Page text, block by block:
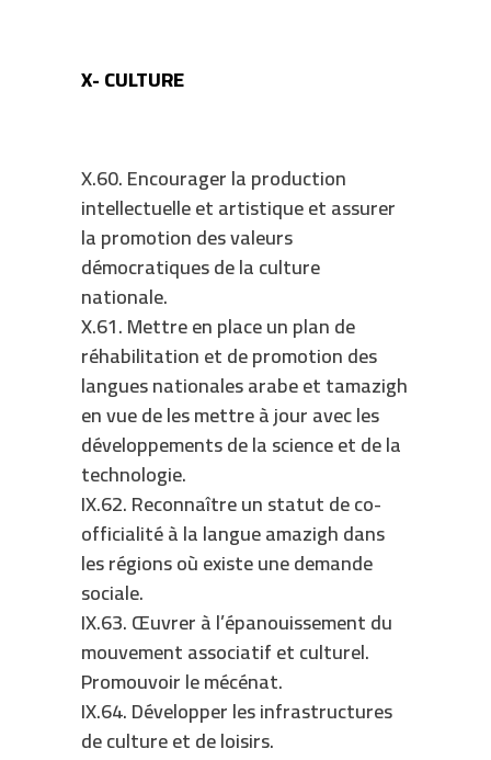
X- CULTURE
X.60. Encourager la production
intellectuelle et artistique et assurer
la promotion des valeurs
démocratiques de la culture
nationale.
X.61. Mettre en place un plan de
réhabilitation et de promotion des
langues nationales arabe et tamazigh
en vue de les mettre à jour avec les
développements de la science et de la
technologie.
IX.62. Reconnaître un statut de co-
officialité à la langue amazigh dans
les régions où existe une demande
sociale.
IX.63. Œuvrer à l’épanouissement du
mouvement associatif et culturel.
Promouvoir le mécénat.
IX.64. Développer les infrastructures
de culture et de loisirs.